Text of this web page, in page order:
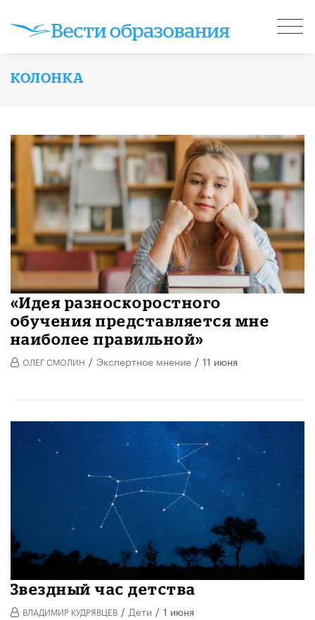
КОЛОНКА
«Идея разноскоростного
обучения представляется мне
наиболее правильной»
ОЛЕГ СМОЛИН / Экспертное мнение / 11 июня
Звездный час детства
ВЛАДИМИР КУДРЯВЦЕВ / Дети / 1 июня